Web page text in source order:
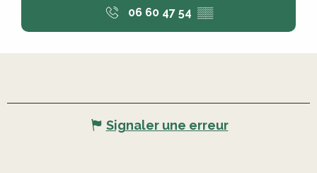
06 60 47 54 ▒▒
Signaler une erreur